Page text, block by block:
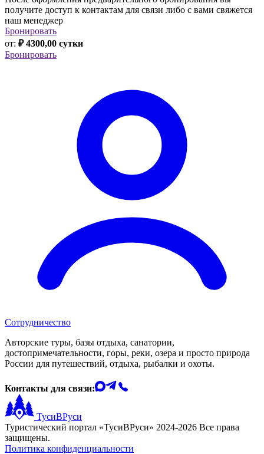
получите доступ к контактам для связи либо с вами свяжется
наш менеджер
Бронировать
от: ₽ 4300,00 сутки
Бронировать
Сотрудничество
Авторские туры, базы отдыха, санатории,
достопримечательности, горы, реки, озера и просто природа
России для путешествий, отдыха, рыбалки и охоты.
Контакты для связи:
ТусиВРуси
Туристический портал «ТусиВРуси» 2024-2026 Все права
защищены.
Политика конфиденциальности